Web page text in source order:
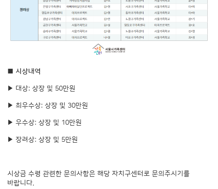
■ 시상내역
▶ 대상: 상장 및 50만원
▶ 최우수상: 상장 및 30만원
▶ 우수상: 상장 및 10만원
▶ 장려상: 상장 및 5만원
시상금 수령 관련한 문의사항은 해당 자치구센터로 문의주시기를
바랍니다.